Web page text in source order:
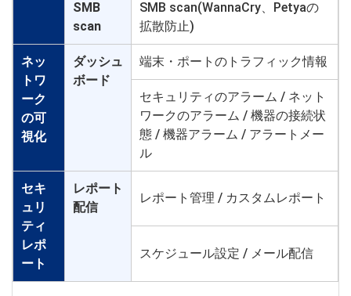
SMB
scan
SMB scan(WannaCry、Petyaの
拡散防止)
ネッ
トワ
ーク
の可
視化
ダッシュ
ボード
端末・ポートのトラフィック情報
セキュリティのアラーム / ネット
ワークのアラーム / 機器の接続状
態 / 機器アラーム / アラートメー
ル
セキ
ュリ
ティ
レポ
ート
レポート
配信
レポート管理 / カスタムレポート
スケジュール設定 / メール配信